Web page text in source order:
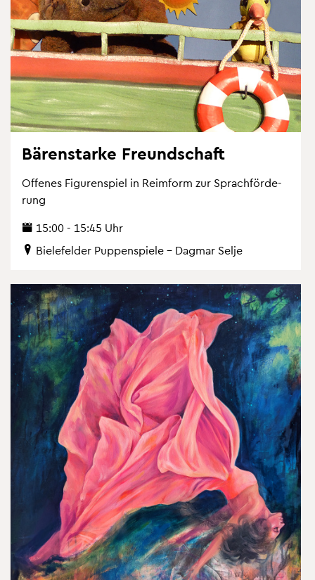
Bä­ren­star­ke Freund­schaft
Of­fe­nes Fi­gu­ren­spiel in Reim­form zur Sprach­för­de­
rung
15:00 - 15:45 Uhr
Bie­le­fel­der Pup­pen­spie­le – Dag­mar Selje